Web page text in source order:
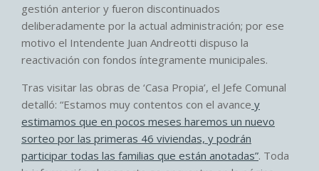
gestión anterior y fueron discontinuados
deliberadamente por la actual administración; por ese
motivo el Intendente Juan Andreotti dispuso la
reactivación con fondos íntegramente municipales.
Tras visitar las obras de ‘Casa Propia’, el Jefe Comunal
detalló: “Estamos muy contentos con el avance y
estimamos que en pocos meses haremos un nuevo
sorteo por las primeras 46 viviendas, y podrán
participar todas las familias que están anotadas”. Toda